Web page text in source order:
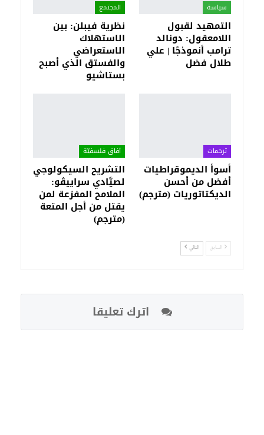
سياسة
التمهيد لقبول
اللامعقول: دونالد
ترامب أنموذجًا | علي
طلال فضل
المجتمع
نظرية فيبلن: بين
الاستهلاك
الاستعراضي
والفستق الذي أصبح
بستاشيو
ترجمات
أسوأ الديموقراطيات
أفضل من أحسن
الديكتاتوريات (مترجم)
آفاق فلسفيّة‎
التشريح السيكولوجي
لصيَّادي سراييڤو:
الملامح المفزعة لمن
يقتل من أجل المتعة
(مترجم)
السابق التالي
اترك تعليقا